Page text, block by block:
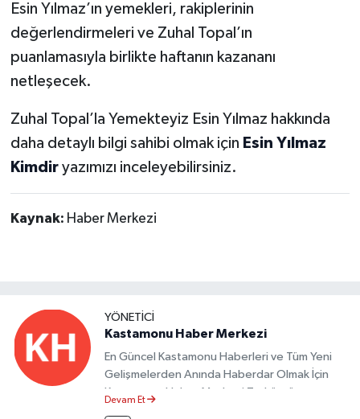
Esin Yılmaz’ın yemekleri, rakiplerinin
değerlendirmeleri ve Zuhal Topal’ın
puanlamasıyla birlikte haftanın kazananı
netleşecek.
Zuhal Topal’la Yemekteyiz Esin Yılmaz hakkında
daha detaylı bilgi sahibi olmak için Esin Yılmaz
Kimdiryazımızı inceleyebilirsiniz.
Kaynak: Haber Merkezi
YÖNETICI
Kastamonu Haber Merkezi
En Güncel Kastamonu Haberleri ve Tüm Yeni
Gelişmelerden Anında Haberdar Olmak İçin
Kastamonu Haber Merkezi Taşköprü
Devam Et